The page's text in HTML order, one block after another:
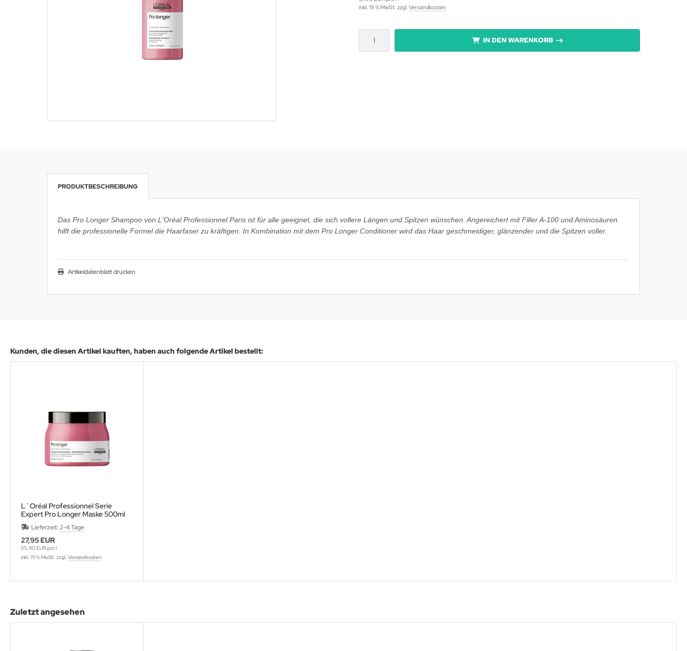
inkl. 19 % MwSt. zzgl. Versandkosten
IN DEN WARENKORB
PRODUKTBESCHREIBUNG
Das Pro Longer Shampoo von L'Oréal Professionnel Paris ist für alle geeignet, die sich vollere Längen und Spitzen wünschen. Angereichert mit Filler A-100 und Aminosäuren
hilft die professionelle Formel die Haarfaser zu kräftigen. In Kombination mit dem Pro Longer Conditioner wird das Haar geschmeidiger, glänzender und die Spitzen voller.
Artikeldatenblatt drucken
Kunden, die diesen Artikel kauften, haben auch folgende Artikel bestellt:
L`Oréal Professionnel Serie
Expert Pro Longer Maske 500ml
Lieferzeit: 2-4 Tage
27,95 EUR
55,90 EUR pro l
inkl. 19 % MwSt. zzgl. Versandkosten
Zuletzt angesehen